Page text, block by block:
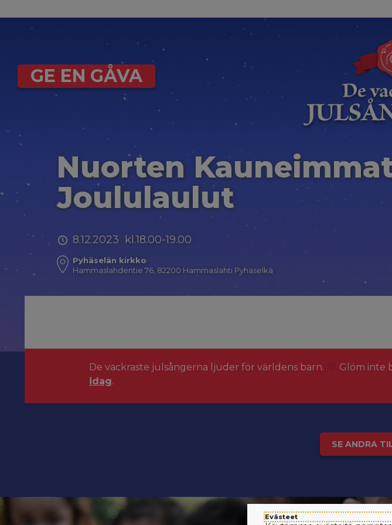
GE EN GÅVA
Nuorten
Joululaulut
8.12.2023 kl.18.00-19.00
Pyhäselän kirkko
Hammaslahdentie 76, 82200 Hammaslahti Pyhäselkä
De vackraste julsångerna ljuder för världens barn. Glöm inte
idag.
SE ANDRA
Evästeet